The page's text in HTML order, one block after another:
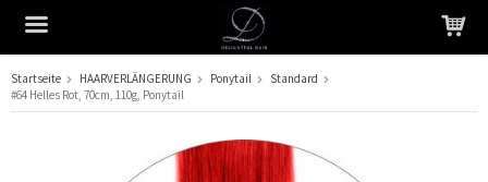
Das Produkt wurde in Ihren Warenkorb gelegt
Startseite HAARVERLÄNGERUNG Ponytail
Standard
#64 Helles Rot, 70cm, 110g, Ponytail